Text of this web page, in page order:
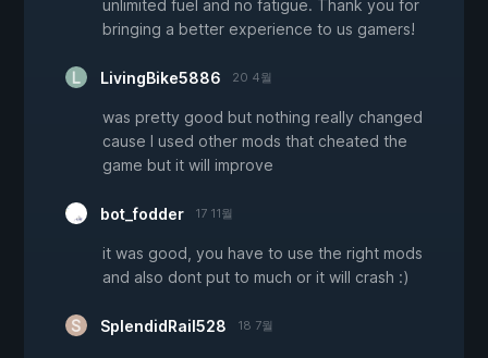
unlimited fuel and no fatigue. Thank you for
bringing a better experience to us gamers!
LivingBike5886 20 4월
was pretty good but nothing really changed
cause I used other mods that cheated the
game but it will improve
bot_fodder 17 11월
it was good, you have to use the right mods
and also dont put to much or it will crash :)
SplendidRail528 18 7월